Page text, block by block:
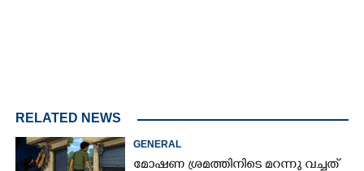
RELATED NEWS
GENERAL
മോഷണ ശ്രമത്തിനിടെ മറന്നു വച്ചത്